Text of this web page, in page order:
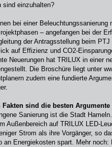
sind einzuhalten?
bei einer Beleuchtungssanierung
– angefangen bei der
der Antragsstellung beim
auf Effizienz und CO2-
Neuerungen hat TRILUX in einer
Die Broschüre liegt unter
zudem eine fundierte
Fakten sind die besten Argumente
Sanierung ist die Stadt
Außenbereich auf TRILUX LED-
Strom als ihre Vorgänger, so
an Energiekosten spart. Mehr noch: